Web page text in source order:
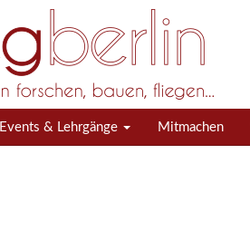
Events & Lehrgänge Mitmachen